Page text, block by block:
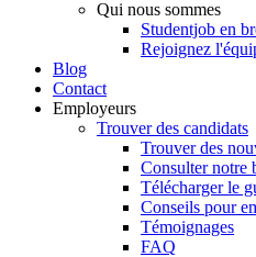
Qui nous sommes
Studentjob en
Rejoignez
Blog
Contact
Employeurs
Trouver des candidats
Trouver des
Consulter notre
Télécharger le
Conseils pour
Témoignages
FAQ